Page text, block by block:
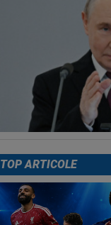
TOP ARTICOLE